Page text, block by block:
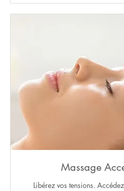
Massage
Libérez vos tensions.